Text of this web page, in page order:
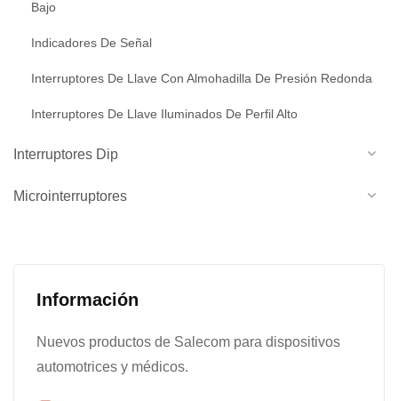
Bajo
Indicadores De Señal
Interruptores De Llave Con Almohadilla De Presión Redonda
Interruptores De Llave Iluminados De Perfil Alto
Interruptores Dip
Microinterruptores
Información
Nuevos productos de Salecom para dispositivos
automotrices y médicos.